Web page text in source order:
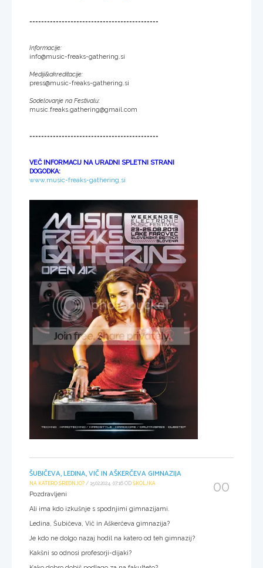
============================================
Informacije:
info@music-freaks-gathering.si
Mediji&akreditacije:
press@music-freaks-gathering.si
Sodelovanje na Festivalu:
music.freaks.gathering@gmail.com
============================================
VEČ INFORMACIJ NA URADNI SPLETNI STRANI
DOGODKA:
www.music-freaks-gathering.si
ŠUBIČEVA, LEDINA, VIČ IN AŠKERČEVA GIMNAZIJA
NA KATERO SREDNJO? / 15.02.2024, 07:16 OD ŠKOLJKA
Pozdravljeni
Ali ima kdo izkušnje s spodnjimi gimnazijami.
Ledina, Šubičeva, Vič in Aškerčeva gimnazija?
Je kdo ne dolgo nazaj hodil na katero od teh gimnazij?
Kakšni so odnosi profesorji-dijaki?
00